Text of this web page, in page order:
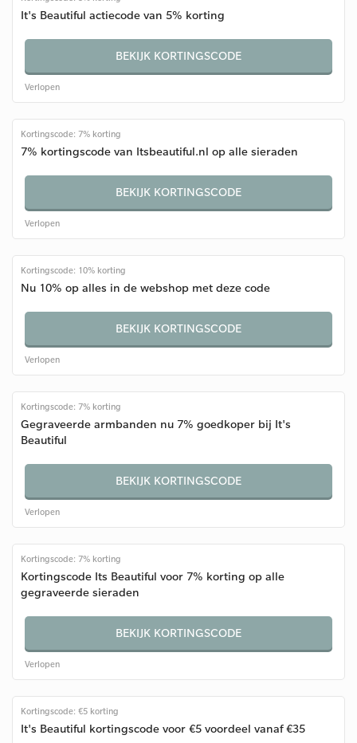
It's Beautiful actiecode van 5% korting
BEKIJK KORTINGSCODE
Verlopen
Kortingscode: 7% korting
7% kortingscode van Itsbeautiful.nl op alle sieraden
BEKIJK KORTINGSCODE
Verlopen
Kortingscode: 10% korting
Nu 10% op alles in de webshop met deze code
BEKIJK KORTINGSCODE
Verlopen
Kortingscode: 7% korting
Gegraveerde armbanden nu 7% goedkoper bij It's
Beautiful
BEKIJK KORTINGSCODE
Verlopen
Kortingscode: 7% korting
Kortingscode Its Beautiful voor 7% korting op alle
gegraveerde sieraden
BEKIJK KORTINGSCODE
Verlopen
Kortingscode: €5 korting
It's Beautiful kortingscode voor €5 voordeel vanaf €35